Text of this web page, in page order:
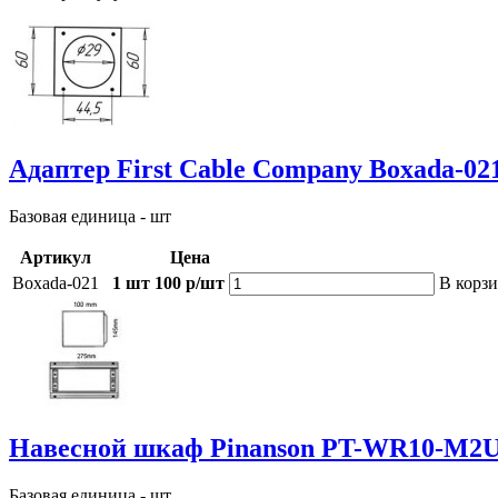
Адаптер First Cable Company Boxada-
Базовая единица - шт
Артикул
Цена
Boxada-021
1 шт 100 р/шт В
Навесной шкаф Pinanson PT-WR10-